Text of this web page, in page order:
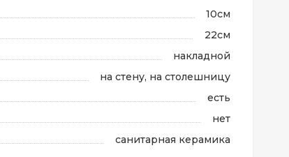
10см
22см
накладной
на стену, на столешницу
есть
нет
санитарная керамика